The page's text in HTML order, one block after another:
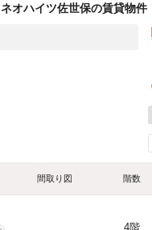
ネオハイツ佐世保の賃貸物件
間取り図 階数
4階